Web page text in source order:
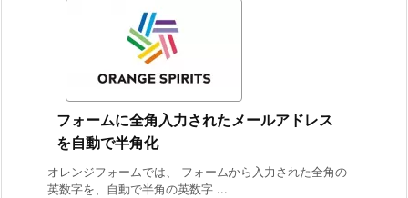
フォームに全角入力されたメールアドレス
を自動で半角化
オレンジフォームでは、 フォームから入力された全角の
英数字を、自動で半角の英数字 ...